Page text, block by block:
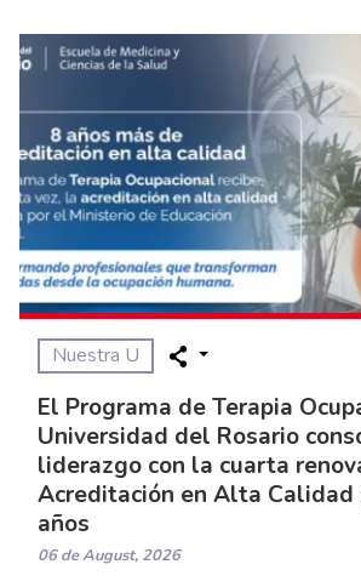
Nuestra U
El Programa de Terapia
Universidad del Rosario
liderazgo con la cuarta
Acreditación en Alta Calidad
años
06 de August, 2026